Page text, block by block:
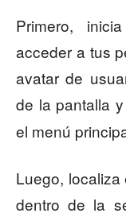
Primero,
acceder a tus
avatar de
de la pantalla
el menú
Luego,
dentro de la